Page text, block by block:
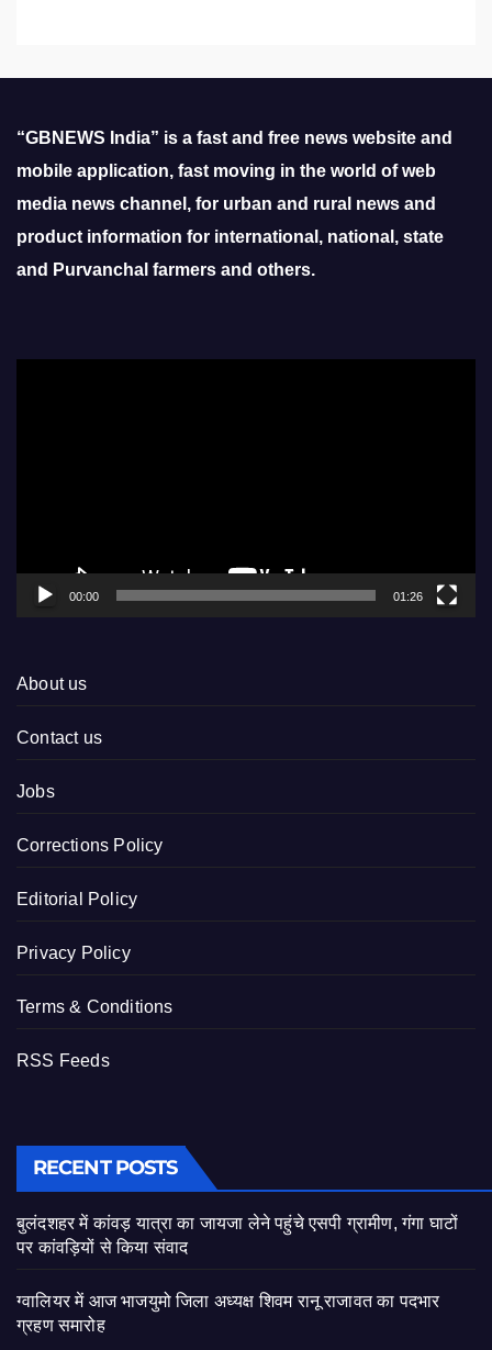
“GBNEWS India” is a fast and free news website and
mobile application, fast moving in the world of web
media news channel, for urban and rural news and
product information for international, national, state
and Purvanchal farmers and others.
00:00 01:26
About us
Contact us
Jobs
Corrections Policy
Editorial Policy
Privacy Policy
Terms & Conditions
RSS Feeds
RECENT POSTS
बुलंदशहर में कांवड़ यात्रा का जायजा लेने पहुंचे एसपी ग्रामीण, गंगा घाटों
पर कांवड़ियों से किया संवाद
ग्वालियर में आज भाजयुमो जिला अध्यक्ष शिवम रानू राजावत का पदभार
ग्रहण समारोह